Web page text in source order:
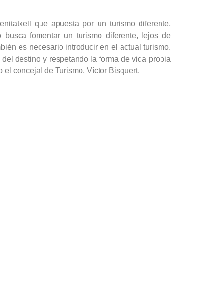
que apuesta por un turismo diferente,
fomentar un turismo diferente, lejos de
es necesario introducir en el actual turismo.
destino y respetando la forma de vida propia
el concejal de Turismo, Víctor Bisquert.